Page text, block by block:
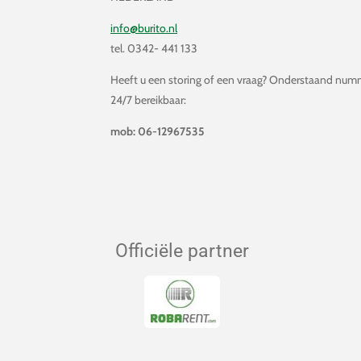
info@burito.nl
tel. 0342- 441 133
Heeft u een storing of een vraag? Onderstaand
24/7 bereikbaar:
mob: 06-12967535
Officiële partner